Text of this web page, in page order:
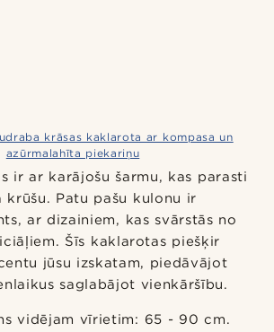
krāsas kaklarota ar kompasa un
azūrmalahīta piekariņu
ir ar karājošu šarmu, kas parasti
krūšu. Patu pašu kulonu ir
ar dizainiem, kas svārstās no
Šīs kaklarotas piešķir
jūsu izskatam, piedāvājot
saglabājot vienkāršību.
vidējam vīrietim: 65 - 90 cm.